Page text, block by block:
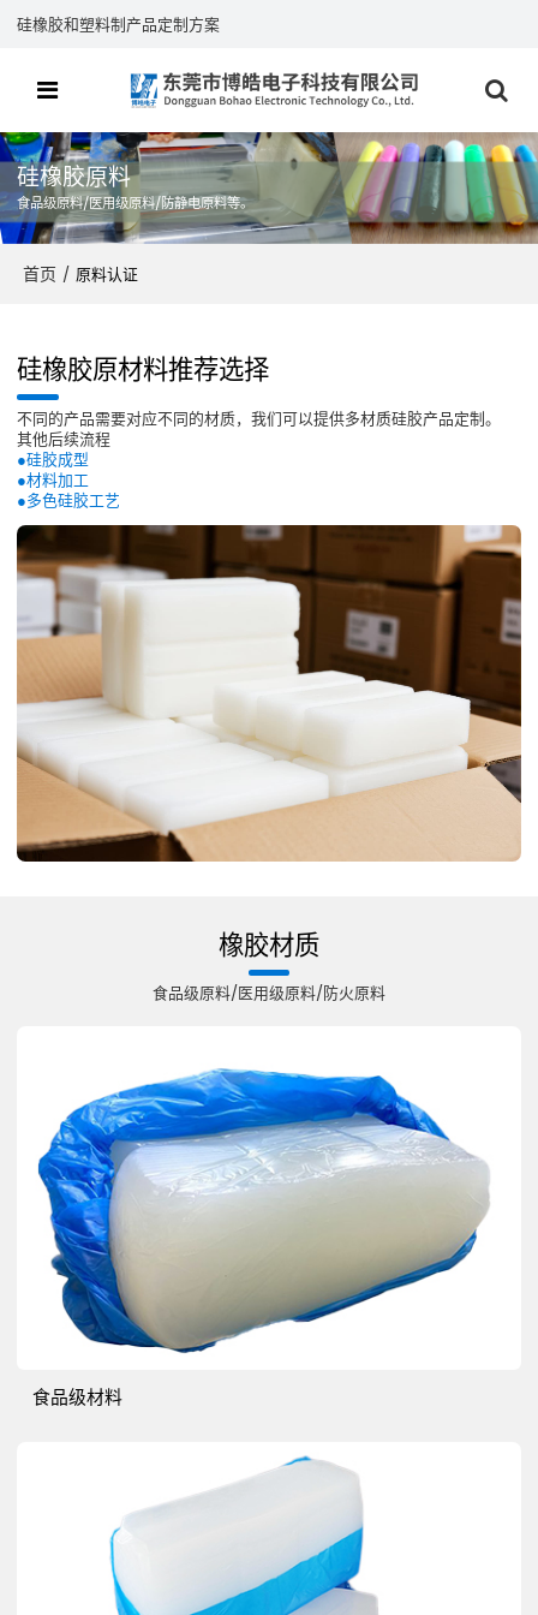
硅橡胶和塑料制产品定制方案
硅橡胶原料
食品级原料/医用级原料/防静电原料等。
首页 / 原料认证
硅橡胶原材料推荐选择
不同的产品需要对应不同的材质，我们可以提供多材质硅胶产品定制。
其他后续流程
●硅胶成型
●材料加工
●多色硅胶工艺
橡胶材质
食品级原料/医用级原料/防火原料
食品级材料